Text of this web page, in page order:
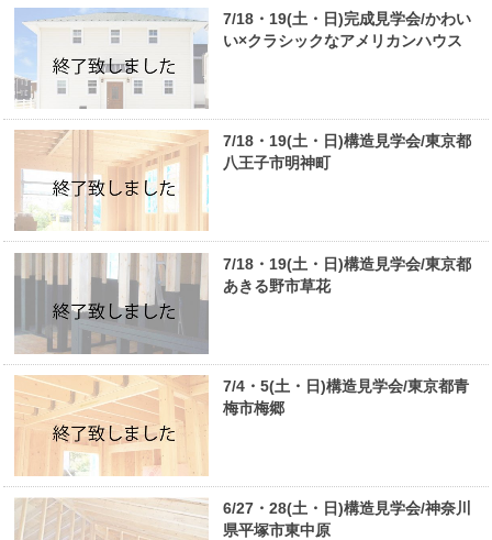
7/18・19(土・日)完成見学会/かわい
い×クラシックなアメリカンハウス
7/18・19(土・日)構造見学会/東京都
八王子市明神町
7/18・19(土・日)構造見学会/東京都
あきる野市草花
7/4・5(土・日)構造見学会/東京都青
梅市梅郷
6/27・28(土・日)構造見学会/神奈川
県平塚市東中原